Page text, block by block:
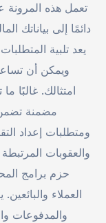
تعمل هذه المرونة
دائمًا إلى بياناتك
يعد تلبية
ويمكن أن
امتثالك. غالبًا
مضمنة تضمن
ومتطلبات إعداد
والعقوبات المرتبطة
حزم برامج
العملاء
والمدفوعات